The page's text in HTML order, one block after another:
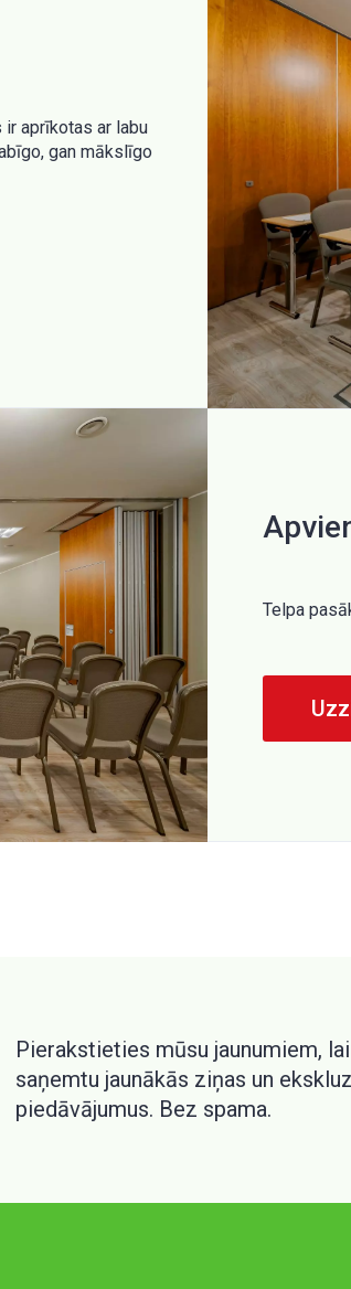
aprīkotas ar labu
gan mākslīgo
Telpa
Pierakstieties mūsu jaunumiem, lai
saņemtu jaunākās ziņas un
piedāvājumus. Bez spama.